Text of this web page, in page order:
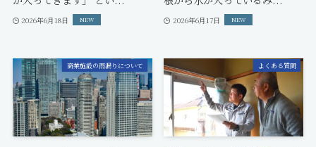
2026年6月18日 2026年6月17日
商業施設の雨漏りについて よくある質問